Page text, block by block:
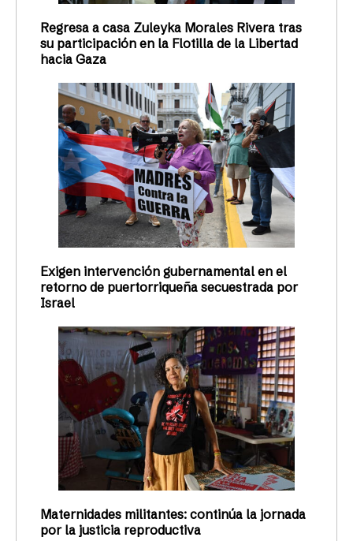
Regresa a casa Zuleyka Morales Rivera tras
su participación en la Flotilla de la Libertad
hacia Gaza
Exigen intervención gubernamental en el
retorno de puertorriqueña secuestrada por
Israel
Maternidades militantes: continúa la jornada
por la justicia reproductiva